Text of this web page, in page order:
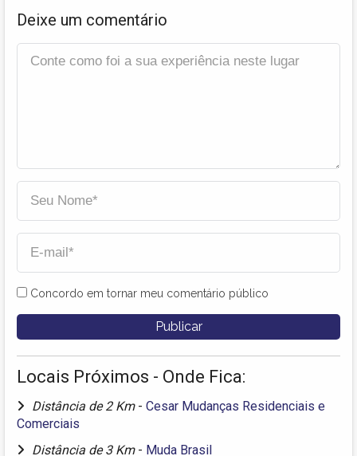
Deixe um comentário
Concordo em tornar meu comentário público
Locais Próximos - Onde Fica:
Distância de 2 Km - Cesar Mudanças Residenciais e
Comerciais
Distância de 3 Km - Muda Brasil